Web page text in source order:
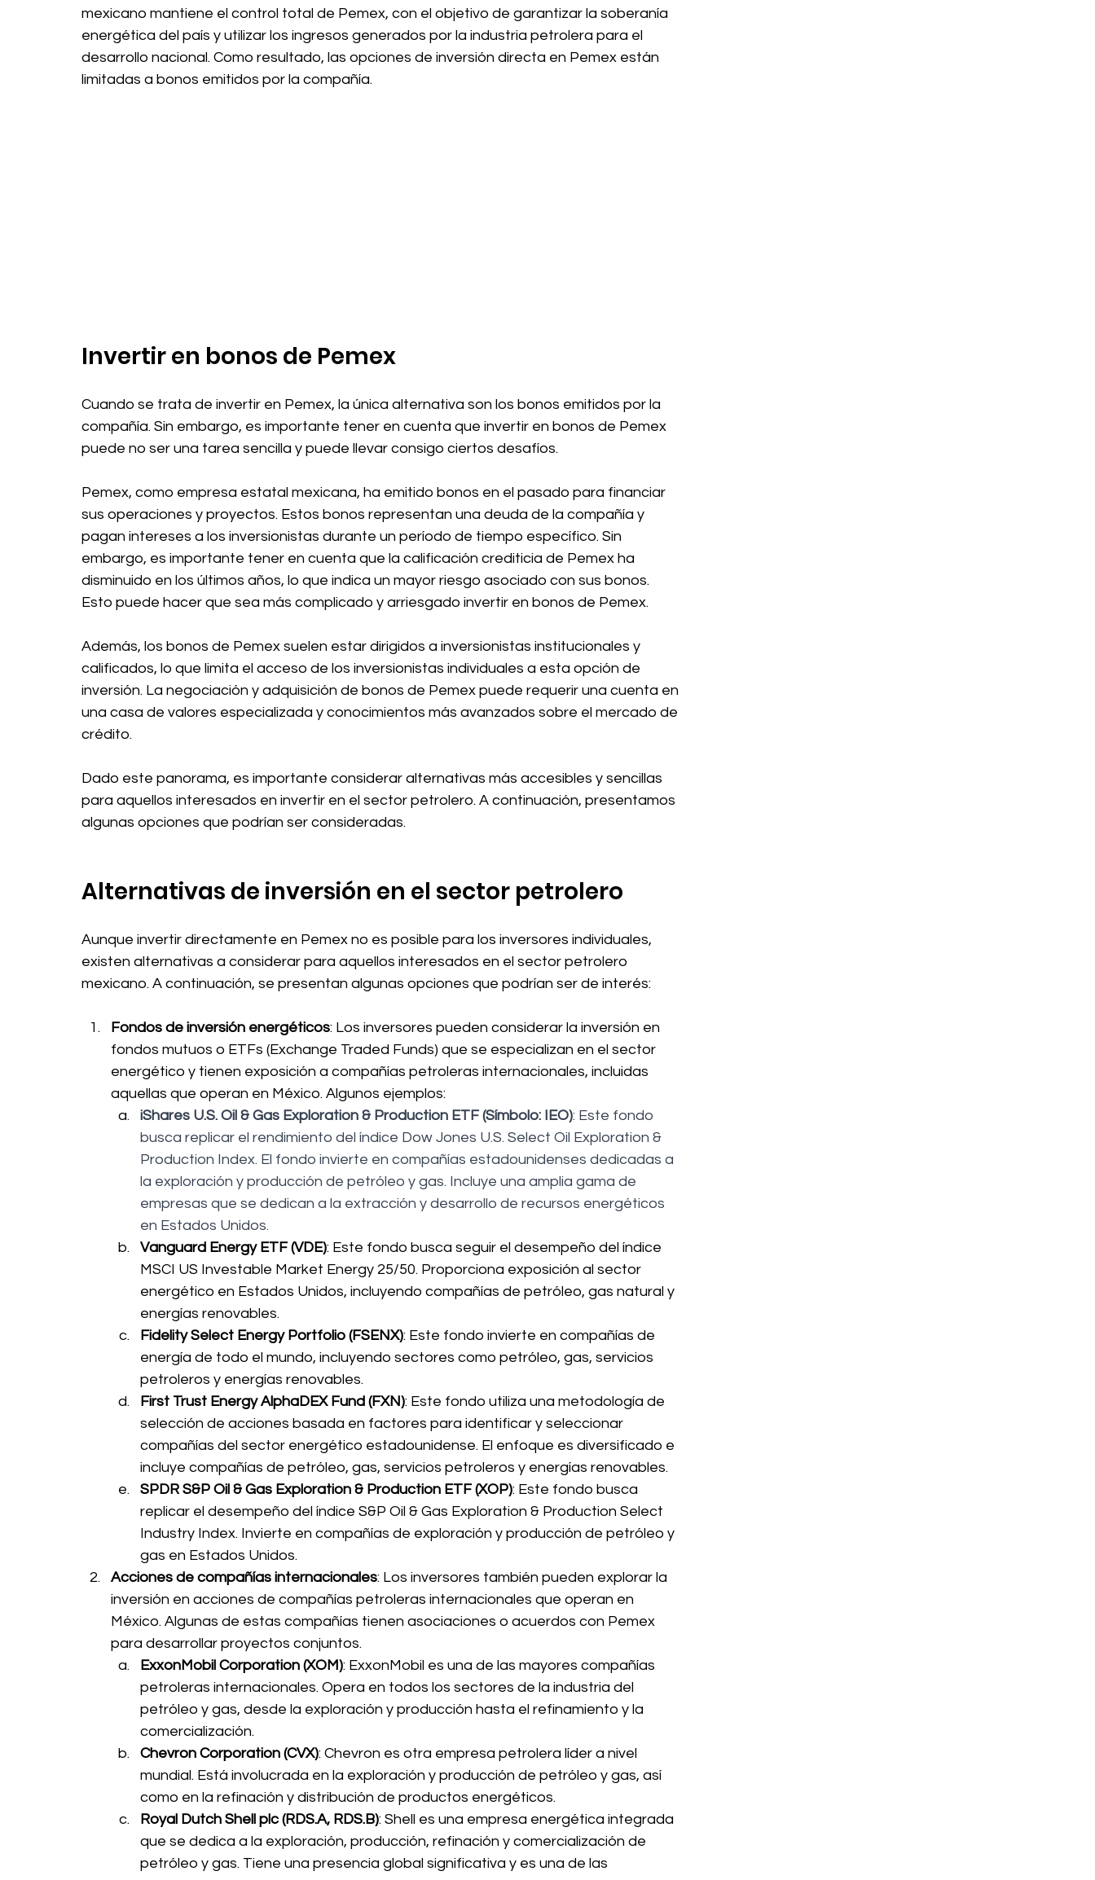
mexicano mantiene el control total de Pemex, con el objetivo de garantizar la soberanía
energética del país y utilizar los ingresos generados por la industria petrolera para el
desarrollo nacional. Como resultado, las opciones de inversión directa en Pemex están
limitadas a bonos emitidos por la compañía.
Invertir en bonos de Pemex
Cuando se trata de invertir en Pemex, la única alternativa son los bonos emitidos por la
compañía. Sin embargo, es importante tener en cuenta que invertir en bonos de Pemex
puede no ser una tarea sencilla y puede llevar consigo ciertos desafíos.
Pemex, como empresa estatal mexicana, ha emitido bonos en el pasado para financiar
sus operaciones y proyectos. Estos bonos representan una deuda de la compañía y
pagan intereses a los inversionistas durante un período de tiempo específico. Sin
embargo, es importante tener en cuenta que la calificación crediticia de Pemex ha
disminuido en los últimos años, lo que indica un mayor riesgo asociado con sus bonos.
Esto puede hacer que sea más complicado y arriesgado invertir en bonos de Pemex.
Además, los bonos de Pemex suelen estar dirigidos a inversionistas institucionales y
calificados, lo que limita el acceso de los inversionistas individuales a esta opción de
inversión. La negociación y adquisición de bonos de Pemex puede requerir una cuenta en
una casa de valores especializada y conocimientos más avanzados sobre el mercado de
crédito.
Dado este panorama, es importante considerar alternativas más accesibles y sencillas
para aquellos interesados en invertir en el sector petrolero. A continuación, presentamos
algunas opciones que podrían ser consideradas.
Alternativas de inversión en el sector petrolero
Aunque invertir directamente en Pemex no es posible para los inversores individuales,
existen alternativas a considerar para aquellos interesados en el sector petrolero
mexicano. A continuación, se presentan algunas opciones que podrían ser de interés:
Fondos de inversión energéticos: Los inversores pueden considerar la inversión en
fondos mutuos o ETFs (Exchange Traded Funds) que se especializan en el sector
energético y tienen exposición a compañías petroleras internacionales, incluidas
aquellas que operan en México. Algunos ejemplos:
iShares U.S. Oil & Gas Exploration & Production ETF (Símbolo: IEO): Este fondo
busca replicar el rendimiento del índice Dow Jones U.S. Select Oil Exploration &
Production Index. El fondo invierte en compañías estadounidenses dedicadas a
la exploración y producción de petróleo y gas. Incluye una amplia gama de
empresas que se dedican a la extracción y desarrollo de recursos energéticos
en Estados Unidos.
Vanguard Energy ETF (VDE): Este fondo busca seguir el desempeño del índice
MSCI US Investable Market Energy 25/50. Proporciona exposición al sector
energético en Estados Unidos, incluyendo compañías de petróleo, gas natural y
energías renovables.
Fidelity Select Energy Portfolio (FSENX): Este fondo invierte en compañías de
energía de todo el mundo, incluyendo sectores como petróleo, gas, servicios
petroleros y energías renovables.
First Trust Energy AlphaDEX Fund (FXN): Este fondo utiliza una metodología de
selección de acciones basada en factores para identificar y seleccionar
compañías del sector energético estadounidense. El enfoque es diversificado e
incluye compañías de petróleo, gas, servicios petroleros y energías renovables.
SPDR S&P Oil & Gas Exploration & Production ETF (XOP): Este fondo busca
replicar el desempeño del índice S&P Oil & Gas Exploration & Production Select
Industry Index. Invierte en compañías de exploración y producción de petróleo y
gas en Estados Unidos.
Acciones de compañías internacionales: Los inversores también pueden explorar la
inversión en acciones de compañías petroleras internacionales que operan en
México. Algunas de estas compañías tienen asociaciones o acuerdos con Pemex
para desarrollar proyectos conjuntos.
ExxonMobil Corporation (XOM): ExxonMobil es una de las mayores compañías
petroleras internacionales. Opera en todos los sectores de la industria del
petróleo y gas, desde la exploración y producción hasta el refinamiento y la
comercialización.
Chevron Corporation (CVX): Chevron es otra empresa petrolera líder a nivel
mundial. Está involucrada en la exploración y producción de petróleo y gas, así
como en la refinación y distribución de productos energéticos.
Royal Dutch Shell plc (RDS.A, RDS.B): Shell es una empresa energética integrada
que se dedica a la exploración, producción, refinación y comercialización de
petróleo y gas. Tiene una presencia global significativa y es una de las